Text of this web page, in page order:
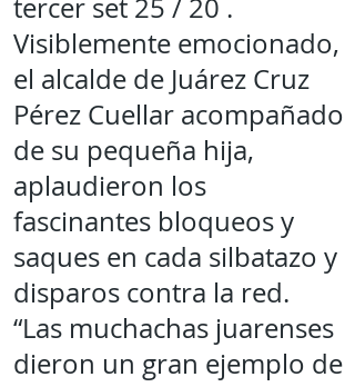
tercer set 25 / 20 .
Visiblemente emocionado,
el alcalde de Juárez Cruz
Pérez Cuellar acompañado
de su pequeña hija,
aplaudieron los
fascinantes bloqueos y
saques en cada silbatazo y
disparos contra la red.
“Las muchachas juarenses
dieron un gran ejemplo de